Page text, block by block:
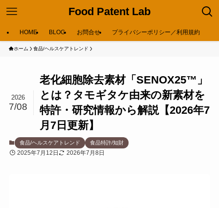
Food Patent Lab
HOME BLOG お問合せ プライバシーポリシー／利用規約
ホーム 食品/ヘルスケアトレンド
老化細胞除去素材「SENOX25™」
とは？タモギタケ由来の新素材を
特許・研究情報から解説【2026年7
月7日更新】
2026
7/08
食品/ヘルスケアトレンド 食品特許/知財
2025年7月12日 2026年7月8日